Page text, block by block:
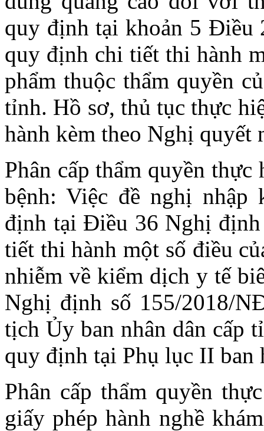
quy định tại khoản 5 Điều
quy định chi tiết thi hành
phẩm thuộc thẩm quyền
tỉnh. Hồ sơ, thủ tục thực
hành kèm theo Nghị quyết
Phân cấp thẩm quyền
bệnh: Việc đề nghị nhập
định tại Điều 36 Nghị
tiết thi hành một số điều
nhiễm về kiểm dịch y tế
Nghị định số 155/2018/
tịch Ủy ban nhân dân cấp
quy định tại Phụ lục II ban
Phân cấp thẩm quyền
giấy phép hành nghề